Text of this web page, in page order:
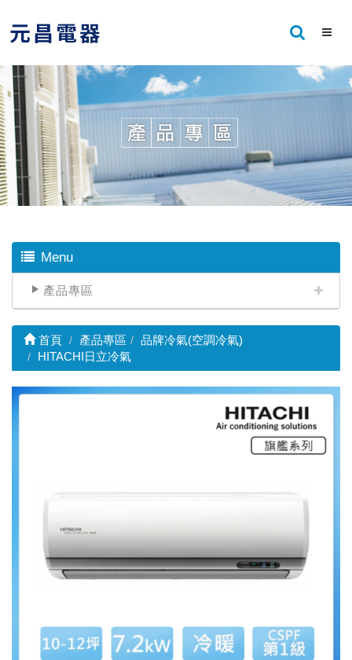
Menu
產品專區
首頁 產品專區
品牌冷氣(空調冷氣)
HITACHI日立冷氣